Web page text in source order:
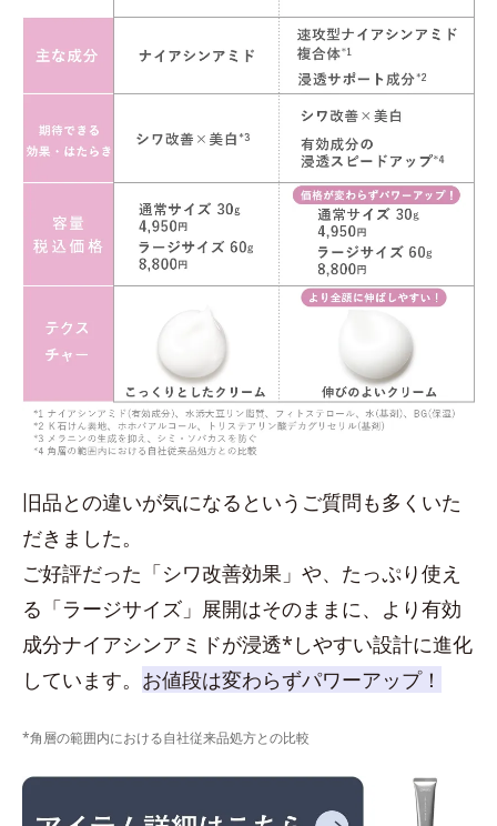
旧品との違いが気になるというご質問も多くいた
だきました。
ご好評だった「シワ改善効果」や、たっぷり使え
る「ラージサイズ」展開はそのままに、より有効
成分ナイアシンアミドが浸透*しやすい設計に進化
しています。 お値段は変わらずパワーアップ！
*角層の範囲内における自社従来品処方との比較